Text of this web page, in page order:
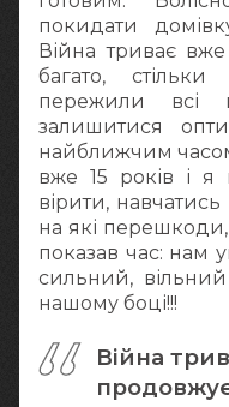
покидати
Війна триває
багато,
пережили всі
залишитися
найближчим
вже 15 років і я
вірити,
на які
показав час: нам
сильний,
нашому боці!!!
Війна